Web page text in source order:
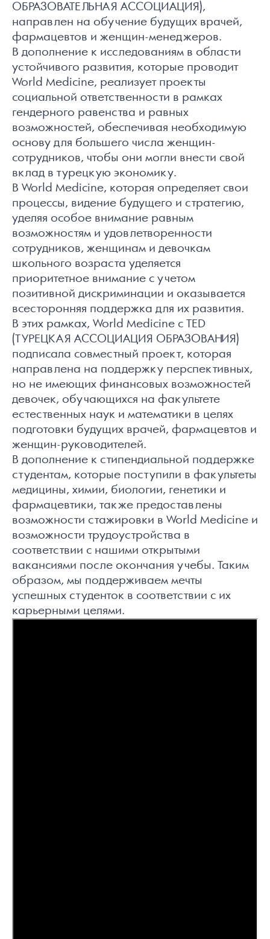
ОБРАЗОВАТЕЛЬНАЯ АССОЦИАЦИЯ),
направлен на обучение будущих врачей,
фармацевтов и женщин-менеджеров.
В дополнение к исследованиям в области
устойчивого развития, которые проводит
World Medicine, реализует проекты
социальной ответственности в рамках
гендерного равенства и равных
возможностей, обеспечивая необходимую
основу для большего числа женщин-
сотрудников, чтобы они могли внести свой
вклад в турецкую экономику.
В World Medicine, которая определяет свои
процессы, видение будущего и стратегию,
уделяя особое внимание равным
возможностям и удовлетворенности
сотрудников, женщинам и девочкам
школьного возраста уделяется
приоритетное внимание с учетом
позитивной дискриминации и оказывается
всесторонняя поддержка для их развития.
В этих рамках, World Medicine с TED
(ТУРЕЦКАЯ АССОЦИАЦИЯ ОБРАЗОВАНИЯ)
подписала совместный проект, которая
направлена на поддержку перспективных,
но не имеющих финансовых возможностей
девочек, обучающихся на факультете
естественных наук и математики в целях
подготовки будущих врачей, фармацевтов и
женщин-руководителей.
В дополнение к стипендиальной поддержке
студентам, которые поступили в факультеты
медицины, химии, биологии, генетики и
фармацевтики, также предоставлены
возможности стажировки в World Medicine и
возможности трудоустройства в
соответствии с нашими открытыми
вакансиями после окончания учебы. Таким
образом, мы поддерживаем мечты
успешных студенток в соответствии с их
карьерными целями.